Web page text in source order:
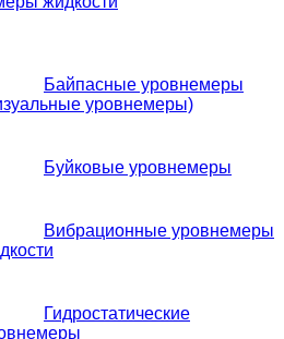
Байпасные уровнемеры
уровнемеры)
Буйковые уровнемеры
Вибрационные уровнемеры
Гидростатические